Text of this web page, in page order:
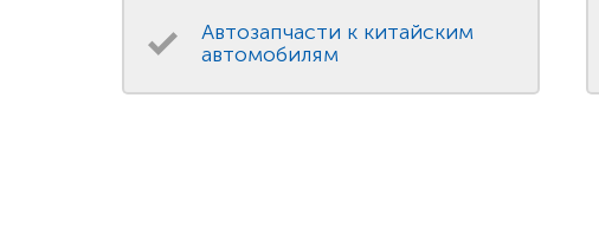
Автозапчасти к китайским
автомобилям